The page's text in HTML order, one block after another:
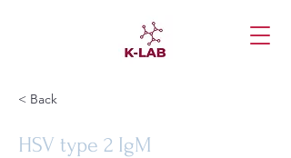
< Back
HSV type 2 IgM